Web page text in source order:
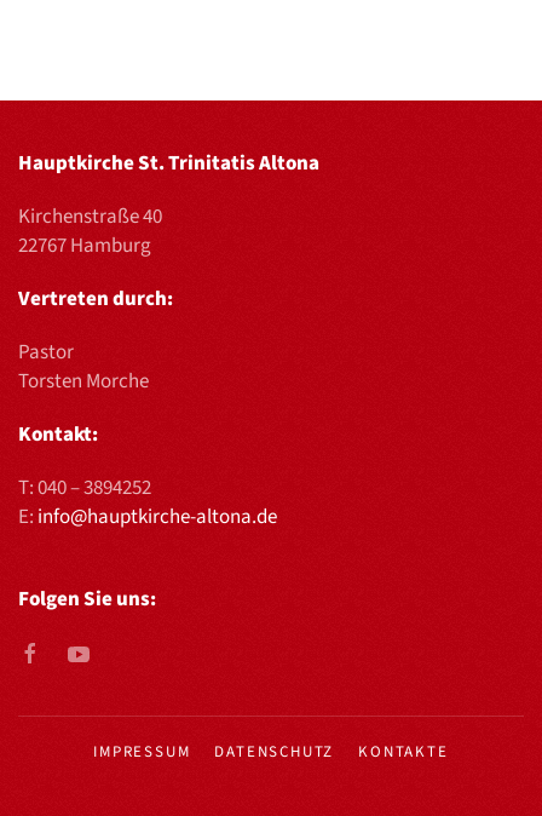
Hauptkirche St. Trinitatis Altona
Kirchenstraße 40
22767 Hamburg
Vertreten durch:
Pastor
Torsten Morche
Kontakt:
T:040 – 3894252
E: info@hauptkirche-altona.de
Folgen Sie uns:
IMPRESSUM DATENSCHUTZ KONTAKTE